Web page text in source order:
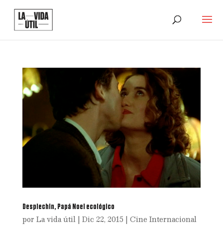
Desplechin, Papá Noel ecológico
por La vida útil| Dic 22, 2015 | Cine Internacional